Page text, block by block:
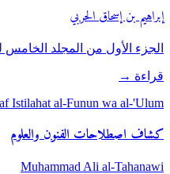
إبراهيم بن إسحاق الحربي
الجزء الأول من المجلد
قراءة →
Istilahat al-Funun wa al-'Ulum
كشاف اصطلاحات الفنون والعلوم
Muhammad Ali al-Tahanawi